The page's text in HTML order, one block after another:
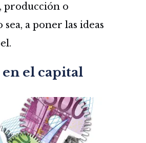
producción o
a poner las ideas
el capital